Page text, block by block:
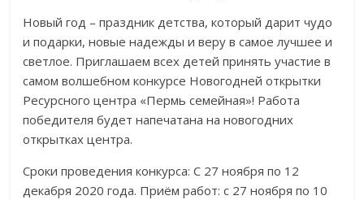
Новый год – праздник детства, который дарит чудо
и подарки, новые надежды и веру в самое лучшее и
светлое. Приглашаем всех детей принять участие в
самом волшебном конкурсе Новогодней открытки
Ресурсного центра «Пермь семейная»! Работа
победителя будет напечатана на новогодних
открытках центра.
Сроки проведения конкурса: С 27 ноября по 12
декабря 2020 года. Приём работ: с 27 ноября по 10